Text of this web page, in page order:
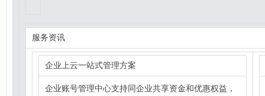
服务资讯
企业上云一站式管理方案
企业账号管理中心支持同企业共享资金和优惠权益，